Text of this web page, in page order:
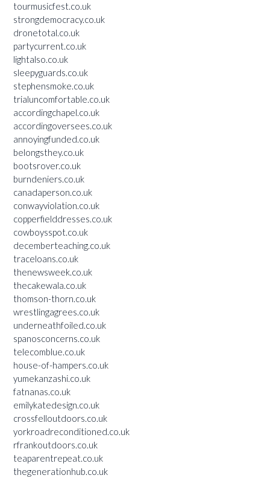
tourmusicfest.co.uk
strongdemocracy.co.uk
dronetotal.co.uk
partycurrent.co.uk
lightalso.co.uk
sleepyguards.co.uk
stephensmoke.co.uk
trialuncomfortable.co.uk
accordingchapel.co.uk
accordingoversees.co.uk
annoyingfunded.co.uk
belongsthey.co.uk
bootsrover.co.uk
burndeniers.co.uk
canadaperson.co.uk
conwayviolation.co.uk
copperfielddresses.co.uk
cowboysspot.co.uk
decemberteaching.co.uk
traceloans.co.uk
thenewsweek.co.uk
thecakewala.co.uk
thomson-thorn.co.uk
wrestlingagrees.co.uk
underneathfoiled.co.uk
spanosconcerns.co.uk
telecomblue.co.uk
house-of-hampers.co.uk
yumekanzashi.co.uk
fatnanas.co.uk
emilykatedesign.co.uk
crossfelloutdoors.co.uk
yorkroadreconditioned.co.uk
rfrankoutdoors.co.uk
teaparentrepeat.co.uk
thegenerationhub.co.uk